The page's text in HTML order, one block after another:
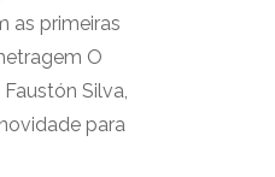
as primeiras
O
Silva,
para